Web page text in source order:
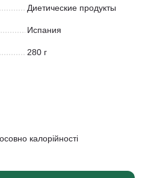
Диетические продукты
Испания
280 г
калорійності